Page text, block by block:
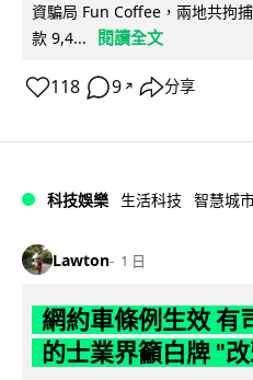
資騙局 Fun Coffee，兩地共拘
款 9,4...
閱讀全文
118 9 ↗ 分享
科技娛樂 生活科技 智慧城
Lawton 1 日
網約車條例生效 有
的士業界籲白牌 "